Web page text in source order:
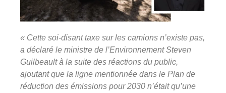
« Cette soi-disant taxe sur les camions n’existe pas,
a déclaré le ministre de l’Environnement Steven
Guilbeault à la suite des réactions du public,
ajoutant que la ligne mentionnée dans le Plan de
réduction des émissions pour 2030 n’était qu’une